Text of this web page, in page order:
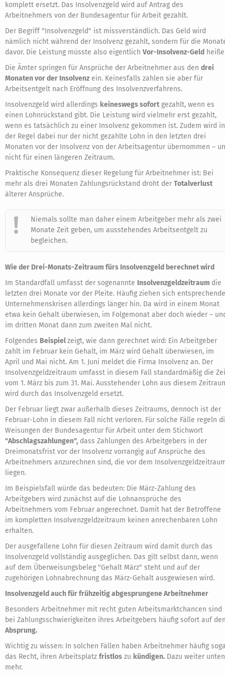
komplett ersetzt. Das Insolvenzgeld wird auf Antrag des
Arbeitnehmers von der Bundesagentur für Arbeit gezahlt.
Der Begriff "Insolvenzgeld" ist missverständlich. Das Geld wird
nämlich nicht während der Insolvenz gezahlt, sondern für die
davor. Die Leistung müsste also eigentlich Vor-Insolvenz-Geld
Die Ämter springen für Ansprüche der Arbeitnehmer aus den drei
Monaten vor der Insolvenz ein. Keinesfalls zahlen sie aber für
Arbeitsentgelt nach Eröffnung des Insolvenzverfahrens.
Insolvenzgeld wird allerdings keineswegs sofortgezahlt, wenn es
einen Lohnrückstand gibt. Die Leistung wird vielmehr erst gezahlt,
wenn es tatsächlich zu einer Insolvenz gekommen ist. Zudem wird in
der Regel dabei nur der nicht gezahlte Lohn in den letzten drei
Monaten vor der Insolvenz von der Arbeitsagentur übernommen –
nicht für einen längeren Zeitraum.
Praktische Konsequenz dieser Regelung für Arbeitnehmer ist: Bei
mehr als drei Monaten Zahlungsrückstand droht der Totalverlust
älterer Ansprüche.
Niemals sollte man daher einem Arbeitgeber mehr als zwei
Monate Zeit geben, um ausstehendes Arbeitsentgelt zu
begleichen.
Wie der Drei-Monats-Zeitraum fürs Insolvenzgeld berechnet wird
Im Standardfall umfasst der sogenannte Insolvenzgeldzeitraum die
letzten drei Monate vor der Pleite. Häufig ziehen sich entsprechende
Unternehmenskrisen allerdings länger hin. Da wird in einem Monat
etwa kein Gehalt überwiesen, im Folgemonat aber doch wieder –
im dritten Monat dann zum zweiten Mal nicht.
Folgendes Beispielzeigt, wie dann gerechnet wird: Ein Arbeitgeber
zahlt im Februar kein Gehalt, im März wird Gehalt überwiesen, im
April und Mai nicht. Am 1. Juni meldet die Firma Insolvenz an. Der
Insolvenzgeldzeitraum umfasst in diesem Fall standardmäßig die
vom 1. März bis zum 31. Mai. Ausstehender Lohn aus diesem
wird durch das Insolvenzgeld ersetzt.
Der Februar liegt zwar außerhalb dieses Zeitraums, dennoch ist der
Februar-Lohn in diesem Fall nicht verloren. Für solche Fälle regeln
Weisungen der Bundesagentur für Arbeit unter dem Stichwort
"Abschlagszahlungen", dass Zahlungen des Arbeitgebers in der
Dreimonatsfrist vor der Insolvenz vorrangig auf Ansprüche des
Arbeitnehmers anzurechnen sind, die vor dem
liegen.
Im Beispielsfall würde das bedeuten: Die März-Zahlung des
Arbeitgebers wird zunächst auf die Lohnansprüche des
Arbeitnehmers vom Februar angerechnet. Damit hat der Betroffene
im kompletten Insolvenzgeldzeitraum keinen anrechenbaren Lohn
erhalten.
Der ausgefallene Lohn für diesen Zeitraum wird damit durch das
Insolvenzgeld vollständig ausgeglichen. Das gilt selbst dann, wenn
auf dem Überweisungsbeleg "Gehalt März" steht und auf der
zugehörigen Lohnabrechnung das März-Gehalt ausgewiesen wird.
Insolvenzgeld auch für frühzeitig abgesprungene Arbeitnehmer
Besonders Arbeitnehmer mit recht guten Arbeitsmarktchancen sind
bei Zahlungsschwierigkeiten ihres Arbeitgebers häufig sofort auf
Absprung.
Wichtig zu wissen: In solchen Fällen haben Arbeitnehmer häufig
das Recht, ihren Arbeitsplatz fristlos zu kündigen. Dazu weiter unten
mehr.